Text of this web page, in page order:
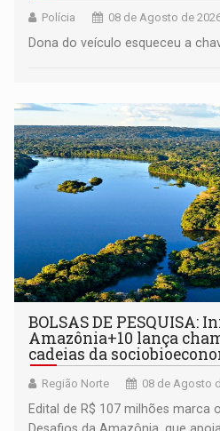
Polícia 08 de Agosto de
Dona do veículo esqueceu a
BOLSAS DE PESQUISA:
Amazônia+10 lança
cadeias da
Região Norte 08 de Agosto
Edital de R$ 107 milhões marca